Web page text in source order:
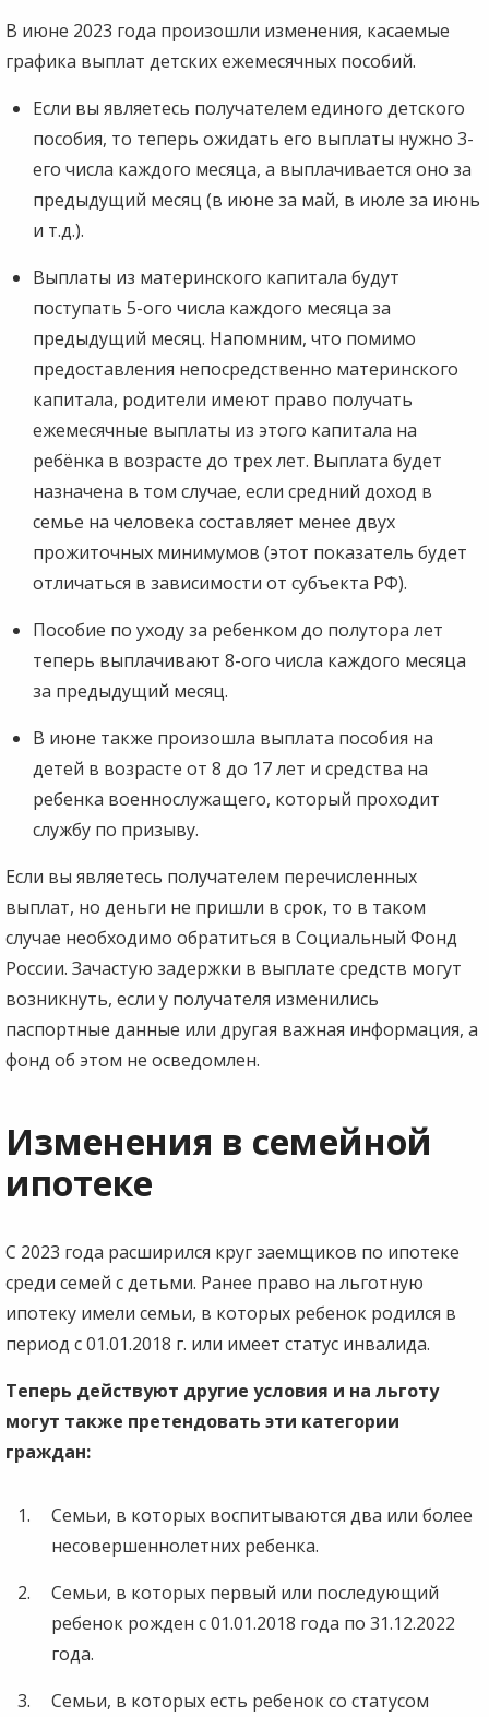
В июне 2023 года произошли изменения, касаемые
графика выплат детских ежемесячных пособий.
Если вы являетесь получателем единого детского
пособия, то теперь ожидать его выплаты нужно 3-
его числа каждого месяца, а выплачивается оно за
предыдущий месяц (в июне за май, в июле за июнь
и т.д.).
Выплаты из материнского капитала будут
поступать 5-ого числа каждого месяца за
предыдущий месяц. Напомним, что помимо
предоставления непосредственно материнского
капитала, родители имеют право получать
ежемесячные выплаты из этого капитала на
ребёнка в возрасте до трех лет. Выплата будет
назначена в том случае, если средний доход в
семье на человека составляет менее двух
прожиточных минимумов (этот показатель будет
отличаться в зависимости от субъекта РФ).
Пособие по уходу за ребенком до полутора лет
теперь выплачивают 8-ого числа каждого месяца
за предыдущий месяц.
В июне также произошла выплата пособия на
детей в возрасте от 8 до 17 лет и средства на
ребенка военнослужащего, который проходит
службу по призыву.
Если вы являетесь получателем перечисленных
выплат, но деньги не пришли в срок, то в таком
случае необходимо обратиться в Социальный Фонд
России. Зачастую задержки в выплате средств могут
возникнуть, если у получателя изменились
паспортные данные или другая важная информация, а
фонд об этом не осведомлен.
Изменения в семейной
ипотеке
С 2023 года расширился круг заемщиков по ипотеке
среди семей с детьми. Ранее право на льготную
ипотеку имели семьи, в которых ребенок родился в
период с 01.01.2018 г. или имеет статус инвалида.
Теперь действуют другие условия и на льготу
могут также претендовать эти категории
граждан:
Семьи, в которых воспитываются два или более
несовершеннолетних ребенка.
Семьи, в которых первый или последующий
ребенок рожден с 01.01.2018 года по 31.12.2022
года.
Семьи, в которых есть ребенок со статусом